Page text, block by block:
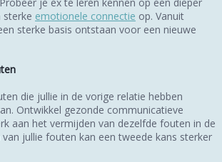
sterke emotionele connectie op. Vanuit
sterke basis ontstaan voor een nieuwe
die jullie in de vorige relatie hebben
Ontwikkel gezonde communicatieve
aan het vermijden van dezelfde fouten in de
jullie fouten kan een tweede kans sterker